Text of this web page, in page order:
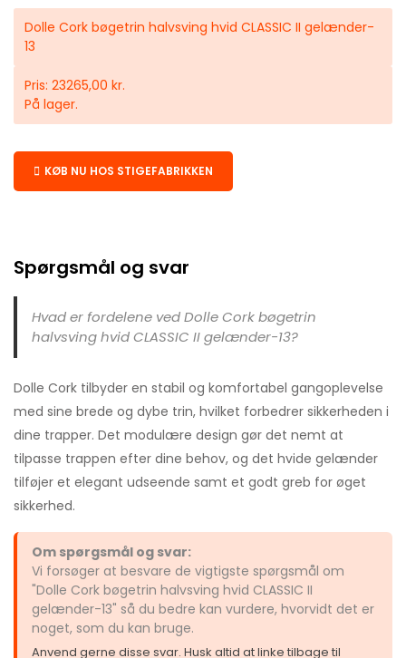
Dolle Cork bøgetrin halvsving hvid CLASSIC II gelænder-
13
Pris: 23265,00 kr.
På lager.
KØB NU HOS STIGEFABRIKKEN
Spørgsmål og svar
Hvad er fordelene ved Dolle Cork bøgetrin
halvsving hvid CLASSIC II gelænder-13?
Dolle Cork tilbyder en stabil og komfortabel gangoplevelse
med sine brede og dybe trin, hvilket forbedrer sikkerheden i
dine trapper. Det modulære design gør det nemt at
tilpasse trappen efter dine behov, og det hvide gelænder
tilføjer et elegant udseende samt et godt greb for øget
sikkerhed.
Om spørgsmål og svar:
Vi forsøger at besvare de vigtigste spørgsmål om
"Dolle Cork bøgetrin halvsving hvid CLASSIC II
gelænder-13" så du bedre kan vurdere, hvorvidt det er
noget, som du kan bruge.
Anvend gerne disse svar. Husk altid at linke tilbage til